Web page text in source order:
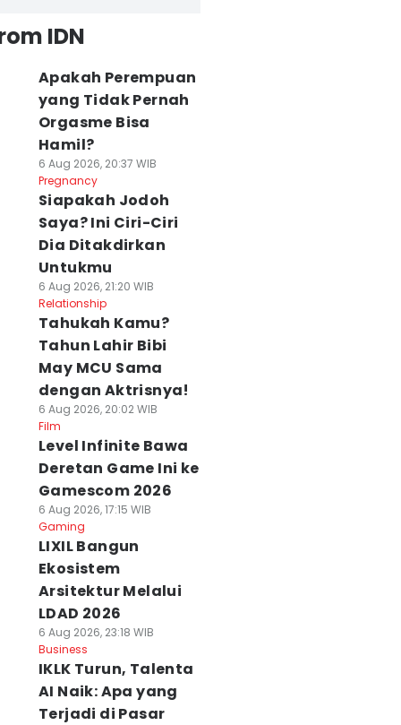
IDN
Apakah Perempuan
yang Tidak Pernah
Orgasme Bisa
Hamil?
6 Aug 2026, 20:37 WIB
Pregnancy
Siapakah Jodoh
Saya? Ini Ciri-Ciri
Dia Ditakdirkan
Untukmu
6 Aug 2026, 21:20 WIB
Relationship
Tahukah Kamu?
Tahun Lahir Bibi
May MCU Sama
dengan Aktrisnya!
6 Aug 2026, 20:02 WIB
Film
Level Infinite Bawa
Deretan Game Ini ke
Gamescom 2026
6 Aug 2026, 17:15 WIB
Gaming
LIXIL Bangun
Ekosistem
Arsitektur Melalui
LDAD 2026
6 Aug 2026, 23:18 WIB
Business
IKLK Turun, Talenta
AI Naik: Apa yang
Terjadi di Pasar